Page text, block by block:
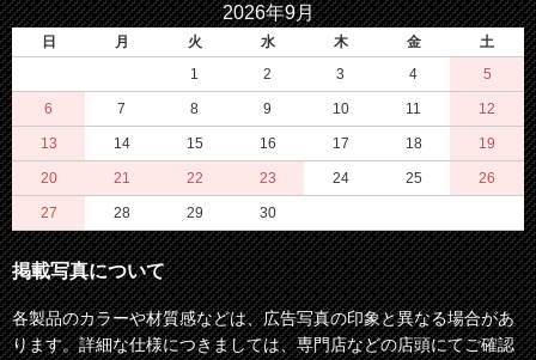
2026年9月
日 月 火 水 木 金
土
1
2 3 4 5
6 7 8 9 10 11 12
13 14 15 16 17 18 19
20 21 22 23 24 25 26
27 28 29 30
掲載写真について
各製品のカラーや材質感などは、広告写真の印象と異なる場合があ
ります。詳細な仕様につきましては、専門店などの店頭にてご確認